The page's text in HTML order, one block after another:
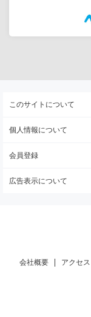
このサイトについて
個人情報について
会員登録
広告表示について
会社概要 アクセス